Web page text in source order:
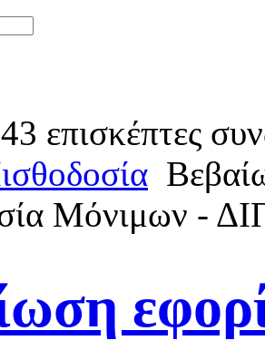
επισκέπτες
Μόνιμων -